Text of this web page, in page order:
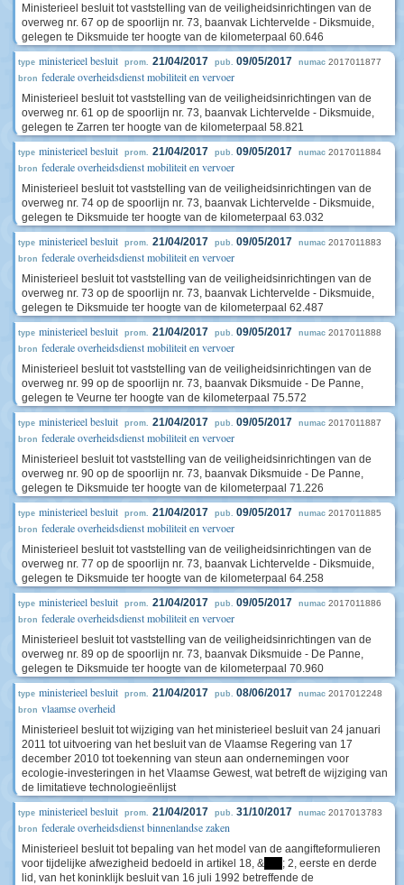
Ministerieel besluit tot vaststelling van de veiligheidsinrichtingen van de
overweg nr. 67 op de spoorlijn nr. 73, baanvak Lichtervelde - Diksmuide,
gelegen te Diksmuide ter hoogte van de kilometerpaal 60.646
type ministerieel besluit prom. 21/04/2017 pub. 09/05/2017 numac 2017011877
bron federale overheidsdienst mobiliteit en vervoer
Ministerieel besluit tot vaststelling van de veiligheidsinrichtingen van de
overweg nr. 61 op de spoorlijn nr. 73, baanvak Lichtervelde - Diksmuide,
gelegen te Zarren ter hoogte van de kilometerpaal 58.821
type ministerieel besluit prom. 21/04/2017 pub. 09/05/2017 numac 2017011884
bron federale overheidsdienst mobiliteit en vervoer
Ministerieel besluit tot vaststelling van de veiligheidsinrichtingen van de
overweg nr. 74 op de spoorlijn nr. 73, baanvak Lichtervelde - Diksmuide,
gelegen te Diksmuide ter hoogte van de kilometerpaal 63.032
type ministerieel besluit prom. 21/04/2017 pub. 09/05/2017 numac 2017011883
bron federale overheidsdienst mobiliteit en vervoer
Ministerieel besluit tot vaststelling van de veiligheidsinrichtingen van de
overweg nr. 73 op de spoorlijn nr. 73, baanvak Lichtervelde - Diksmuide,
gelegen te Diksmuide ter hoogte van de kilometerpaal 62.487
type ministerieel besluit prom. 21/04/2017 pub. 09/05/2017 numac 2017011888
bron federale overheidsdienst mobiliteit en vervoer
Ministerieel besluit tot vaststelling van de veiligheidsinrichtingen van de
overweg nr. 99 op de spoorlijn nr. 73, baanvak Diksmuide - De Panne,
gelegen te Veurne ter hoogte van de kilometerpaal 75.572
type ministerieel besluit prom. 21/04/2017 pub. 09/05/2017 numac 2017011887
bron federale overheidsdienst mobiliteit en vervoer
Ministerieel besluit tot vaststelling van de veiligheidsinrichtingen van de
overweg nr. 90 op de spoorlijn nr. 73, baanvak Diksmuide - De Panne,
gelegen te Diksmuide ter hoogte van de kilometerpaal 71.226
type ministerieel besluit prom. 21/04/2017 pub. 09/05/2017 numac 2017011885
bron federale overheidsdienst mobiliteit en vervoer
Ministerieel besluit tot vaststelling van de veiligheidsinrichtingen van de
overweg nr. 77 op de spoorlijn nr. 73, baanvak Lichtervelde - Diksmuide,
gelegen te Diksmuide ter hoogte van de kilometerpaal 64.258
type ministerieel besluit prom. 21/04/2017 pub. 09/05/2017 numac 2017011886
bron federale overheidsdienst mobiliteit en vervoer
Ministerieel besluit tot vaststelling van de veiligheidsinrichtingen van de
overweg nr. 89 op de spoorlijn nr. 73, baanvak Diksmuide - De Panne,
gelegen te Diksmuide ter hoogte van de kilometerpaal 70.960
type ministerieel besluit prom. 21/04/2017 pub. 08/06/2017 numac 2017012248
bron vlaamse overheid
Ministerieel besluit tot wijziging van het ministerieel besluit van 24 januari
2011 tot uitvoering van het besluit van de Vlaamse Regering van 17
december 2010 tot toekenning van steun aan ondernemingen voor
ecologie-investeringen in het Vlaamse Gewest, wat betreft de wijziging van
de limitatieve technologieënlijst
type ministerieel besluit prom. 21/04/2017 pub. 31/10/2017 numac 2017013783
bron federale overheidsdienst binnenlandse zaken
Ministerieel besluit tot bepaling van het model van de aangifteformulieren
voor tijdelijke afwezigheid bedoeld in artikel 18, &
; 2, eerste en derde
lid, van het koninklijk besluit van 16 juli 1992 betreffende de